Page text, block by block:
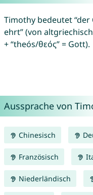
Timothy bedeutet “der
ehrt” (von
+ “theós/θεός” = Gott).
Aussprache von
Chinesisch
Französisch
Niederländisch